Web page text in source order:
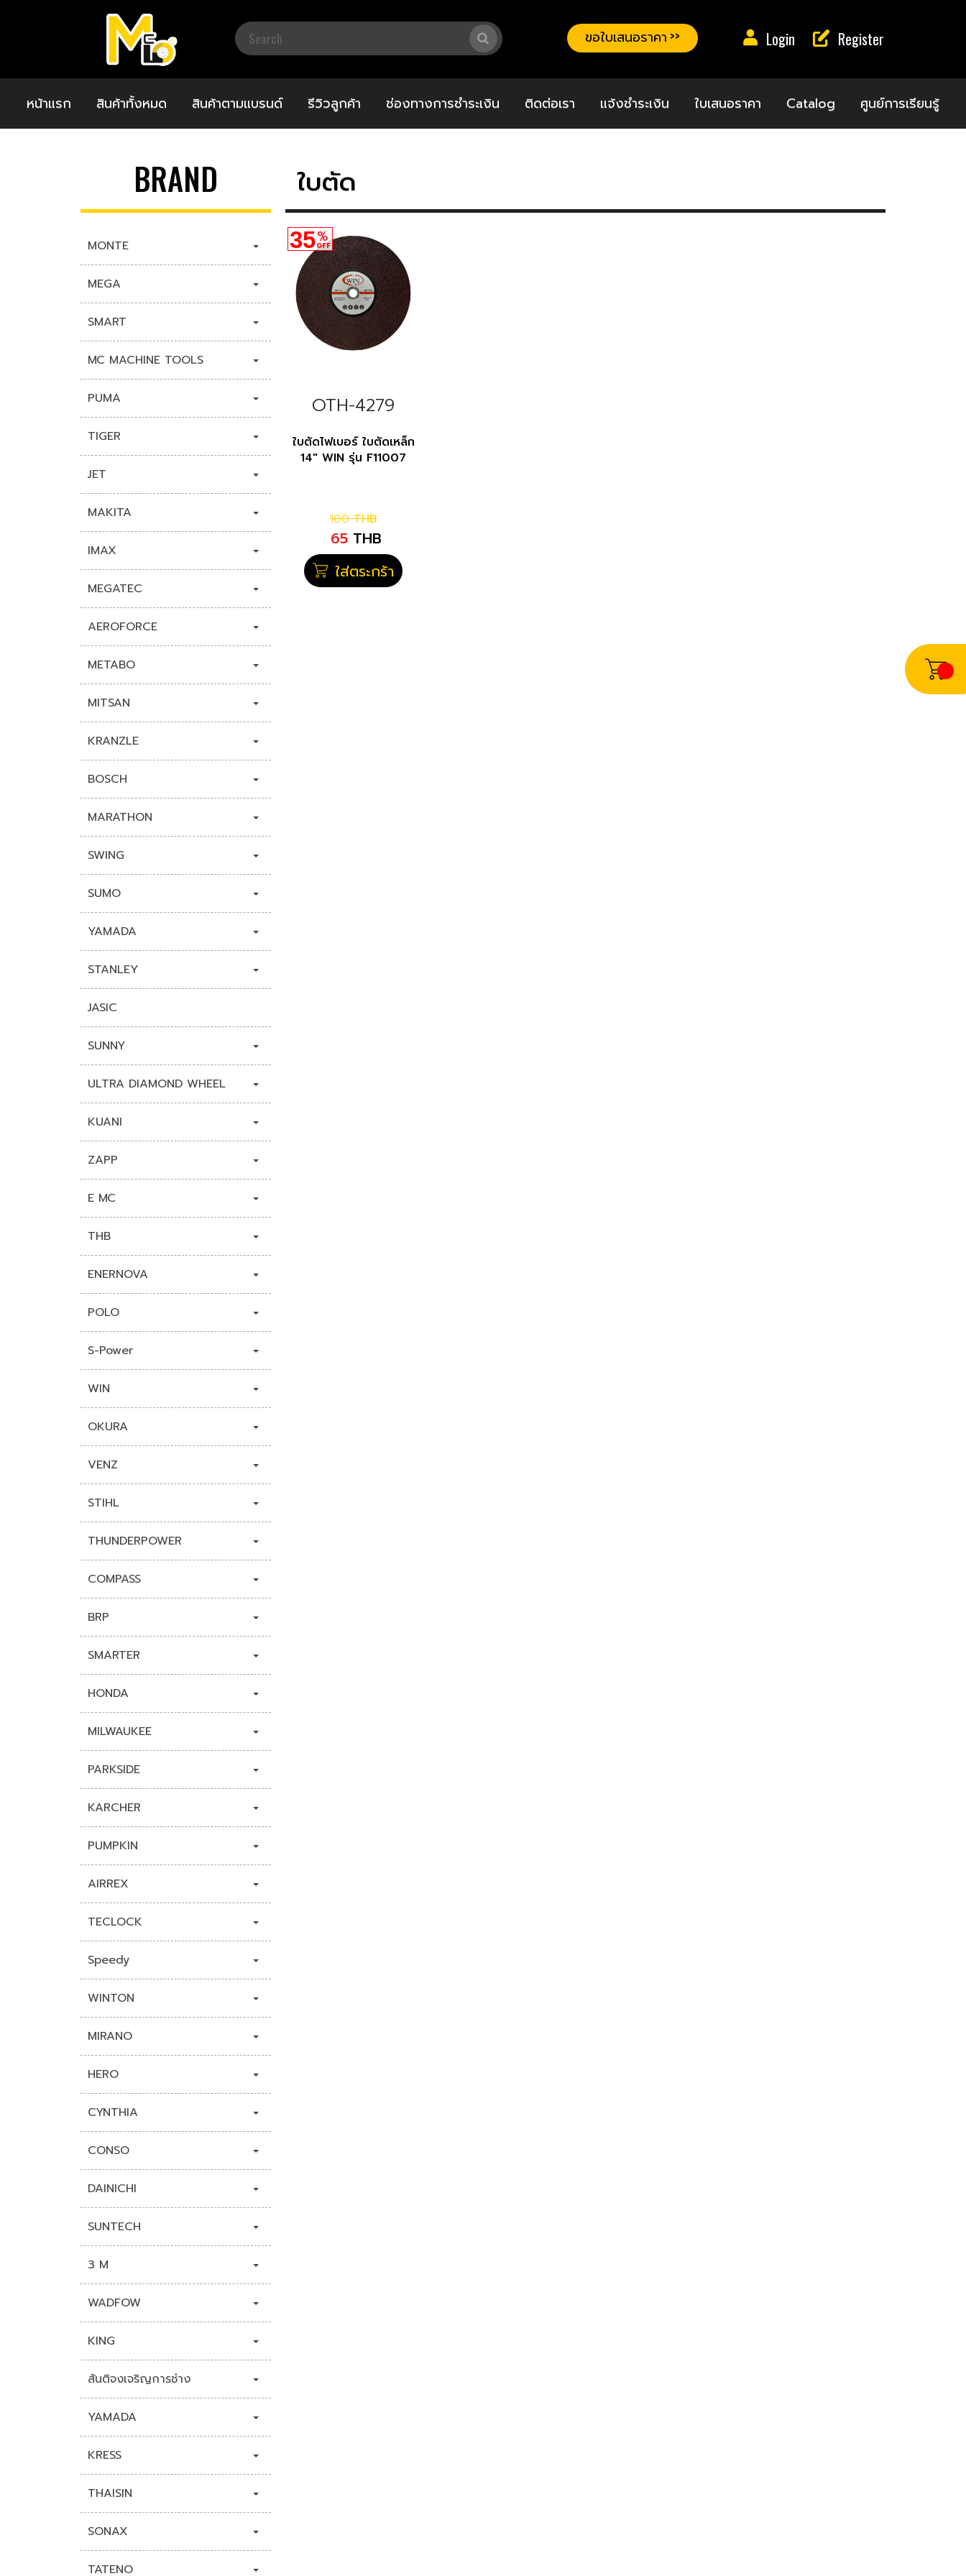
หน้าแรก สินค้าทั้งหมด สินค้าตามแบรนด์ รีวิวลูกค้า ช่องทางการชำระเงิน ติดต่อเรา แจ้งชำระเงิน ใบเสนอราคา Catalog ศูนย์การเรียนรู้
ขอใบเสนอราคา >> Login Register
BRAND
MONTE
MEGA
SMART
MC MACHINE TOOLS
PUMA
TIGER
JET
MAKITA
IMAX
MEGATEC
AEROFORCE
METABO
MITSAN
KRANZLE
BOSCH
MARATHON
SWING
SUMO
YAMADA
STANLEY
JASIC
SUNNY
ULTRA DIAMOND WHEEL
KUANI
ZAPP
E MC
THB
ENERNOVA
POLO
S-Power
WIN
OKURA
VENZ
STIHL
THUNDERPOWER
COMPASS
BRP
SMARTER
HONDA
MILWAUKEE
PARKSIDE
KARCHER
PUMPKIN
AIRREX
TECLOCK
Speedy
WINTON
MIRANO
HERO
CYNTHIA
CONSO
DAINICHI
SUNTECH
3 M
WADFOW
KING
สันติจงเจริญการช่าง
YAMADA
KRESS
THAISIN
SONAX
TATENO
ใบตัด
35%
OFF
OTH-4279
ใบตัดไฟเบอร์ ใบตัดเหล็ก
14" WIN รุ่น F11007
100 THB
65 THB
ใส่ตระกร้า